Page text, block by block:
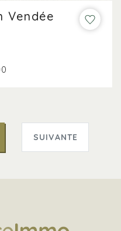
Vendée
SUIVANTE